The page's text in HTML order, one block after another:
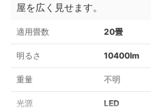
屋を広く見せます。
適用畳数 20畳
明るさ 10400lm
重量 不明
光源 LED